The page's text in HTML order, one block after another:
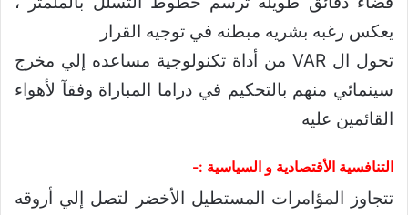
يعكس رغبه بشريه مبطنه في توجيه القرار
تحول ال VAR من أداة تكنولوجية مساعده إلي مخرج
سينمائي منهم بالتحكيم في دراما المباراة وفقآ لأهواء
القائمين عليه
التنافسية الأقتصادية و السياسية :-
تتجاوز المؤامرات المستطيل الأخضر لتصل إلي أروقه